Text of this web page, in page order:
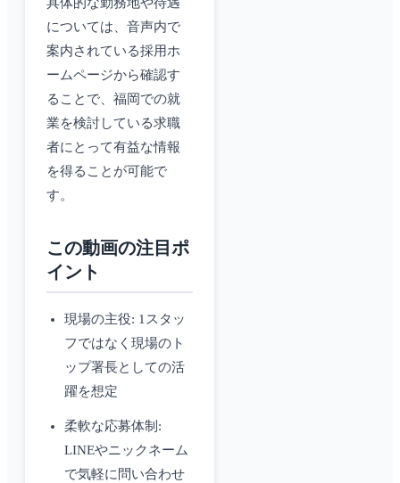
については、音声内で
案内されている採用ホ
ームページから確認す
ることで、福岡での就
業を検討している求職
者にとって有益な情報
を得ることが可能で
す。
この動画の注目ポ
イント
現場の主役: 1スタッ
フではなく現場のト
ップ署長としての活
躍を想定
柔軟な応募体制:
LINEやニックネーム
で気軽に問い合わせ